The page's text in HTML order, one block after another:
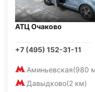
АТЦ Очаково
+7 (495) 152-31-11
Аминьевская(980
Давыдково(2 км)